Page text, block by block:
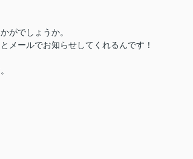
がでしょうか。
メールでお知らせしてくれるんです！